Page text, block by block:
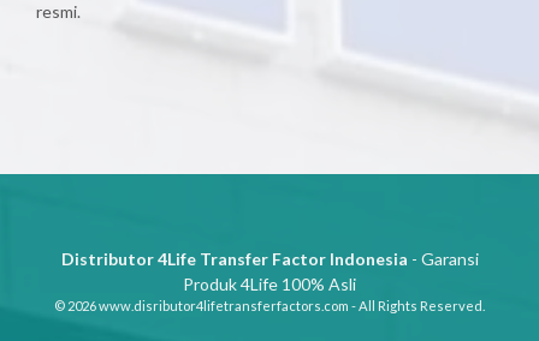
resmi.
Distributor 4Life Transfer Factor Indonesia - Garansi
Produk 4Life 100% Asli
© 2026 www.disributor4lifetransferfactors.com - All Rights Reserved.